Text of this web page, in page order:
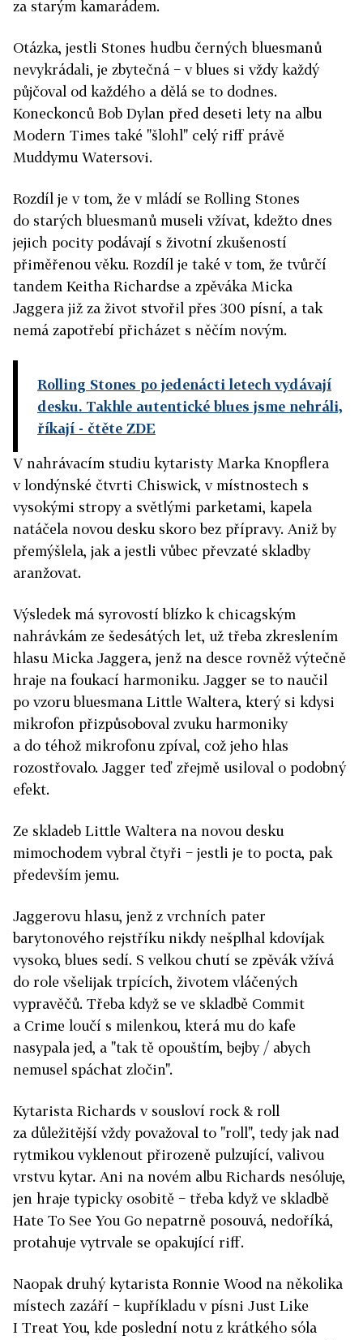
za starým kamarádem.
Otázka, jestli Stones hudbu černých bluesmanů
nevykrádali, je zbytečná − v blues si vždy každý
půjčoval od každého a dělá se to dodnes.
Koneckonců Bob Dylan před deseti lety na albu
Modern Times také "šlohl" celý riff právě
Muddymu Watersovi.
Rozdíl je v tom, že v mládí se Rolling Stones
do starých bluesmanů museli vžívat, kdežto dnes
jejich pocity podávají s životní zkušeností
přiměřenou věku. Rozdíl je také v tom, že tvůrčí
tandem Keitha Richardse a zpěváka Micka
Jaggera již za život stvořil přes 300 písní, a tak
nemá zapotřebí přicházet s něčím novým.
Rolling Stones po jedenácti letech vydávají
desku. Takhle autentické blues jsme nehráli,
říkají - čtěte ZDE
V nahrávacím studiu kytaristy Marka Knopflera
v londýnské čtvrti Chiswick, v místnostech s
vysokými stropy a světlými parketami, kapela
natáčela novou desku skoro bez přípravy. Aniž by
přemýšlela, jak a jestli vůbec převzaté skladby
aranžovat.
Výsledek má syrovostí blízko k chicagským
nahrávkám ze šedesátých let, už třeba zkreslením
hlasu Micka Jaggera, jenž na desce rovněž výtečně
hraje na foukací harmoniku. Jagger se to naučil
po vzoru bluesmana Little Waltera, který si kdysi
mikrofon přizpůsoboval zvuku harmoniky
a do téhož mikrofonu zpíval, což jeho hlas
rozostřovalo. Jagger teď zřejmě usiloval o podobný
efekt.
Ze skladeb Little Waltera na novou desku
mimochodem vybral čtyři − jestli je to pocta, pak
především jemu.
Jaggerovu hlasu, jenž z vrchních pater
barytonového rejstříku nikdy nešplhal kdovíjak
vysoko, blues sedí. S velkou chutí se zpěvák vžívá
do role všelijak trpících, životem vláčených
vypravěčů. Třeba když se ve skladbě Commit
a Crime loučí s milenkou, která mu do kafe
nasypala jed, a "tak tě opouštím, bejby / abych
nemusel spáchat zločin".
Kytarista Richards v sousloví rock & roll
za důležitější vždy považoval to "roll", tedy jak nad
rytmikou vyklenout přirozeně pulzující, valivou
vrstvu kytar. Ani na novém albu Richards nesóluje,
jen hraje typicky osobitě − třeba když ve skladbě
Hate To See You Go nepatrně posouvá, nedoříká,
protahuje vytrvale se opakující riff.
Naopak druhý kytarista Ronnie Wood na několika
místech zazáří − kupříkladu v písni Just Like
I Treat You, kde poslední notu z krátkého sóla